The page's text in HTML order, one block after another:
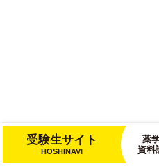
受験生サイト
HOSHINAVI
薬
資料